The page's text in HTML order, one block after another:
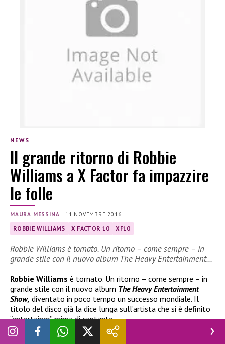
NEWS
Il grande ritorno di Robbie
Williams a X Factor fa impazzire
le folle
MAURA MESSINA | 11 NOVEMBRE 2016
ROBBIE WILLIAMS X FACTOR 10 XF10
Robbie Williams è tornato. Un ritorno – come sempre – in
grande stile con il nuovo album The Heavy Entertainment…
Robbie Williams è tornato. Un ritorno – come sempre – in
grande stile con il nuovo album The Heavy Entertainment
Show, diventato in poco tempo un successo mondiale. Il
titolo del disco già la dice lunga sull’artista che si è definito
“entertainer” prima di cantante…
Così ieri sera (10 novembre) e ritornato sul palco di